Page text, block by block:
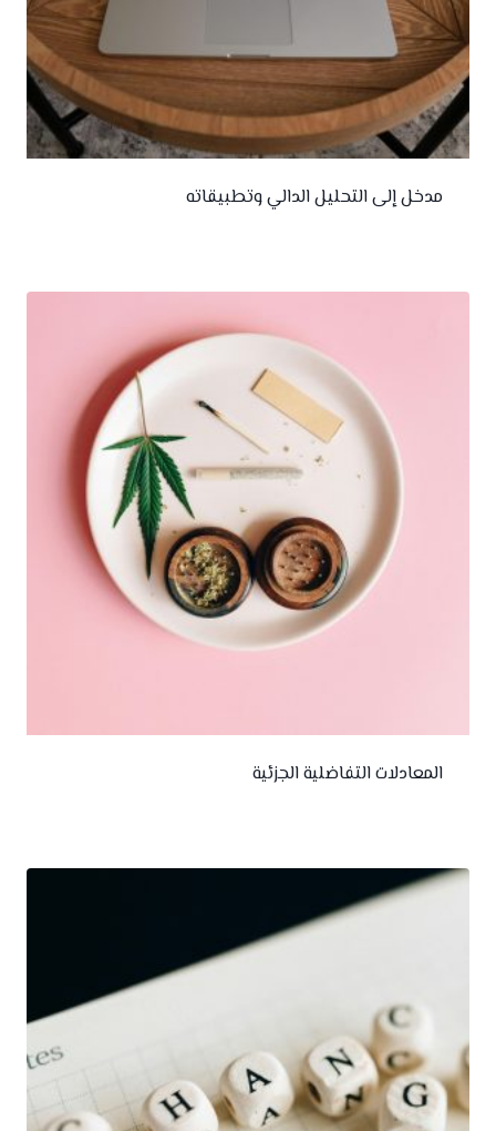
مدخل إلى التحليل الدالي وتطبيقاته
المعادلات التفاضلية الجزئية